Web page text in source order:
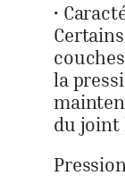
•
la
du joint